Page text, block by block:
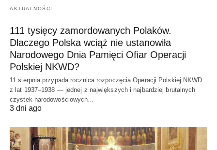
AKTUALNOŚCI
111 tysięcy zamordowanych Polaków.
Dlaczego Polska wciąż nie ustanowiła
Narodowego Dnia Pamięci Ofiar Operacji
Polskiej NKWD?
11 sierpnia przypada rocznica rozpoczęcia Operacji Polskiej NKWD
z lat 1937–1938 — jednej z największych i najbardziej brutalnych
czystek narodowościowych…
3 dni ago